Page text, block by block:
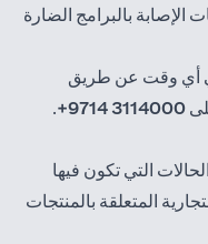
بالبرامج الضارة
أي وقت عن طريق
3114000 9714+
.
التي تكون فيها
المتعلقة بالمنتجات